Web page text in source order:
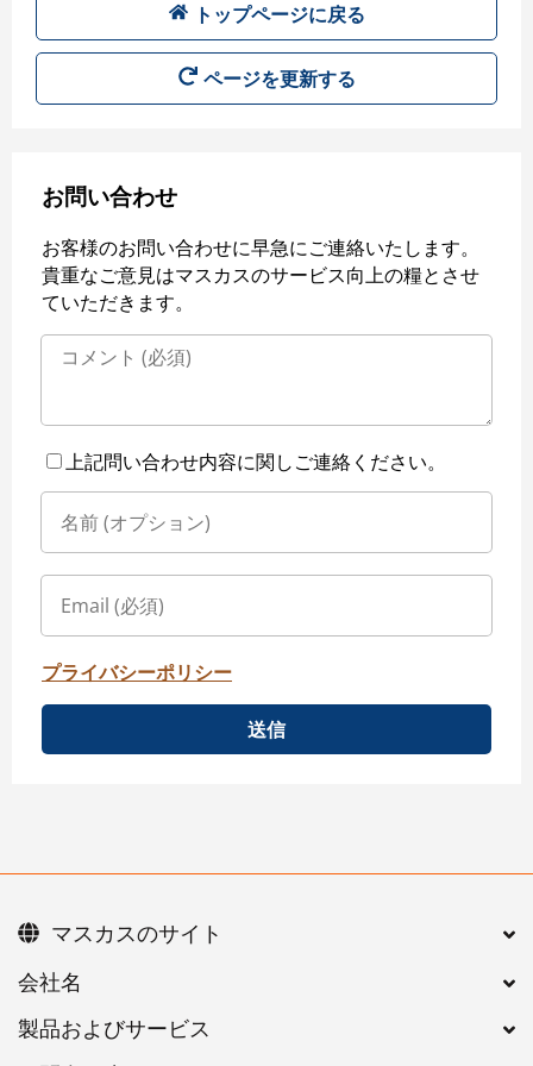
トップページに戻る
ページを更新する
お問い合わせ
お客様のお問い合わせに早急にご連絡いたします。
貴重なご意見はマスカスのサービス向上の糧とさせ
ていただきます。
上記問い合わせ内容に関しご連絡ください。
プライバシーポリシー
送信
会社名
製品およびサービス
マスカスのサイト